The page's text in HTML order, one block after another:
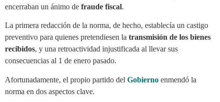
encerraban un ánimo de fraude fiscal.
La primera redacción de la norma, de hecho, establecía un castigo
preventivo para quienes pretendiesen la transmisión de los bienes
recibidos, y una retroactividad injustificada al llevar sus
consecuencias al 1 de enero pasado.
Afortunadamente, el propio partido del Gobierno enmendó la
norma en dos aspectos clave.